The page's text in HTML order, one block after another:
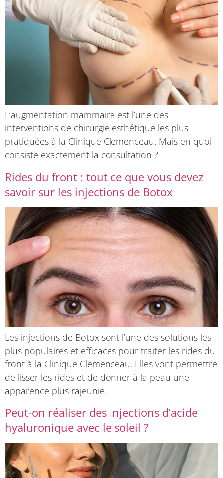
L’augmentation mammaire est l’une des
interventions de chirurgie esthétique les plus
pratiquées à la Clinique Clemenceau. Mais en quoi
consiste exactement la consultation ?
Rides du front : tout ce que vous devez
savoir sur les injections de Botox
Les injections de Botox sont l’une des solutions les
plus populaires et efficaces pour traiter les rides du
front à la Clinique Clemenceau. Elles vont permettre
de lisser les rides et de donner à la peau une
apparence plus rajeunie.
Peut-on réaliser des injections d’acide
hyaluronique avec le soleil ?